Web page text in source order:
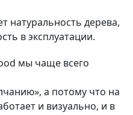
натуральность дерева,
в эксплуатации.
мы чаще всего
а потому что на
и визуально, и в